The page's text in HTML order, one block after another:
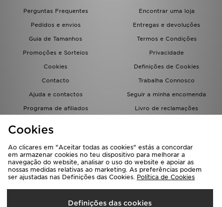
Perguntas Frequentes
Encontrar uma loja
Pedidos e envios
Entregas e devoluções
Guia de Tamanhos
Termos e Condições
Promoções e Sorteios
Privacidade
Cookies
Definições de Cookies
Contacto
Trabalha Connosco
Ajuda e contactos
Seguir a minha encomenda
Programa de afiliados
Livro de reclamações
Seleciona O País
Portugal
Cookies
Ao clicares em "Aceitar todas as cookies" estás a concordar
em armazenar cookies no teu dispositivo para melhorar a
navegação do website, analisar o uso do website e apoiar as
nossas medidas relativas ao marketing. As preferências podem
ser ajustadas nas Definições das Cookies. Política de Cookies
Definições das cookies